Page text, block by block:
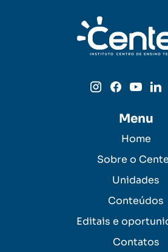
Menu
Home
Sobre o
Unidades
Conteúdos
Editais e
Contatos